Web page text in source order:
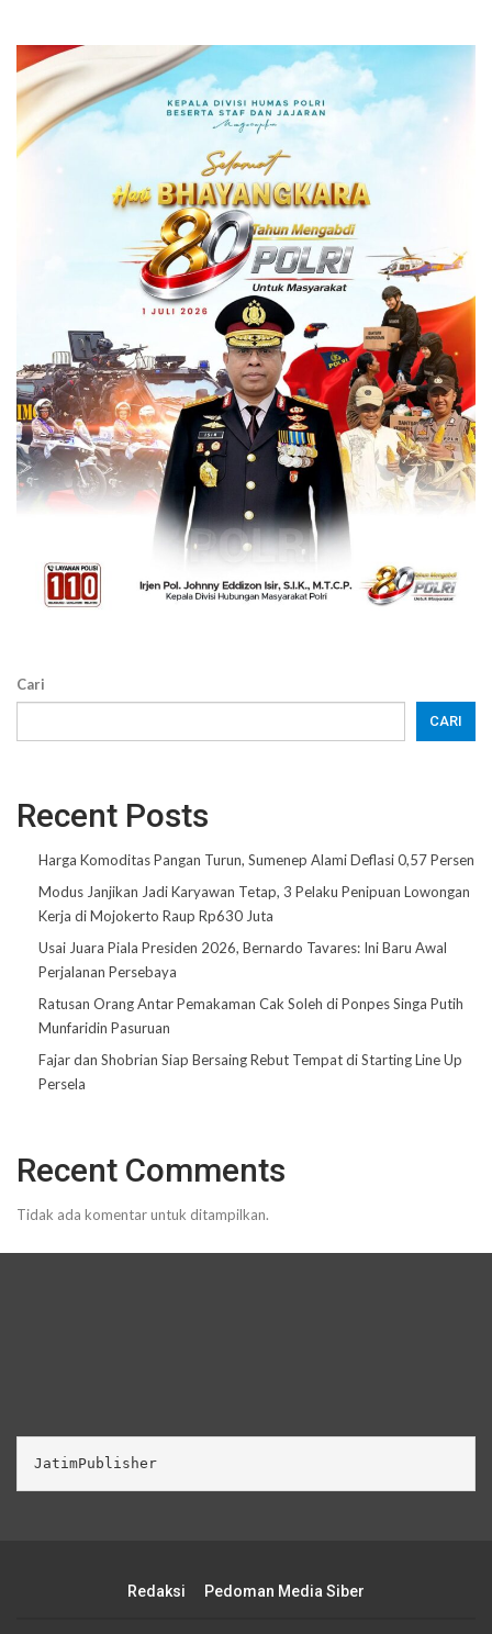
Cari
CARI
Recent Posts
Harga Komoditas Pangan Turun, Sumenep Alami Deflasi 0,57 Persen
Modus Janjikan Jadi Karyawan Tetap, 3 Pelaku Penipuan Lowongan
Kerja di Mojokerto Raup Rp630 Juta
Usai Juara Piala Presiden 2026, Bernardo Tavares: Ini Baru Awal
Perjalanan Persebaya
Ratusan Orang Antar Pemakaman Cak Soleh di Ponpes Singa Putih
Munfaridin Pasuruan
Fajar dan Shobrian Siap Bersaing Rebut Tempat di Starting Line Up
Persela
Recent Comments
Tidak ada komentar untuk ditampilkan.
JatimPublisher
Redaksi Pedoman Media Siber